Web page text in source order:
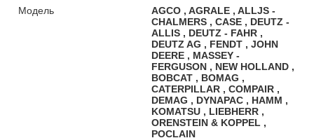
Модель
AGCO , AGRALE , ALLJS -
CHALMERS , CASE , DEUTZ -
ALLIS , DEUTZ - FAHR ,
DEUTZ AG , FENDT , JOHN
DEERE , MASSEY -
FERGUSON , NEW HOLLAND ,
BOBCAT , BOMAG ,
CATERPILLAR , COMPAIR ,
DEMAG , DYNAPAC , HAMM ,
KOMATSU , LIEBHERR ,
ORENSTEIN & KOPPEL ,
POCLAIN